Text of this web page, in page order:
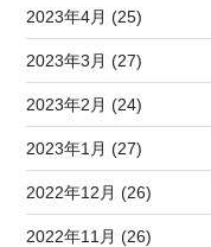
2023年4月 (25)
2023年3月 (27)
2023年2月 (24)
2023年1月 (27)
2022年12月 (26)
2022年11月 (26)